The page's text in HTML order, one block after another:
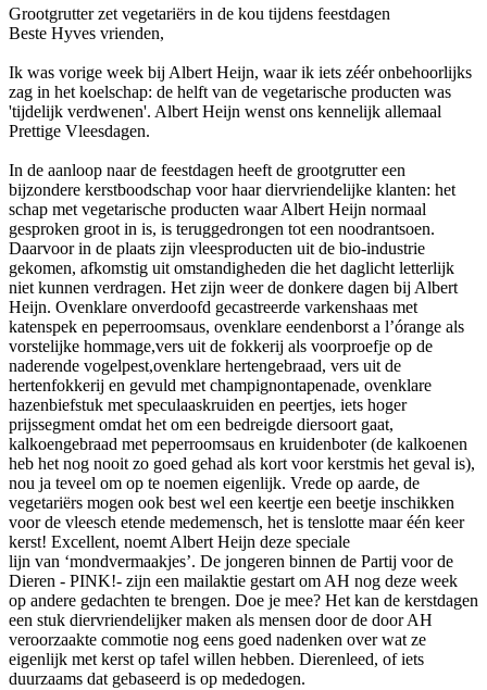
Grootgrutter zet vegetariërs in de kou tijdens feestdagen
Beste Hyves vrienden,
Ik was vorige week bij Albert Heijn, waar ik iets zéér onbehoorlijks
zag in het koelschap: de helft van de vegetarische producten was
'tijdelijk verdwenen'. Albert Heijn wenst ons kennelijk allemaal
Prettige Vleesdagen.
In de aanloop naar de feestdagen heeft de grootgrutter een
bijzondere kerstboodschap voor haar diervriendelijke klanten: het
schap met vegetarische producten waar Albert Heijn normaal
gesproken groot in is, is teruggedrongen tot een noodrantsoen.
Daarvoor in de plaats zijn vleesproducten uit de bio-industrie
gekomen, afkomstig uit omstandigheden die het daglicht letterlijk
niet kunnen verdragen. Het zijn weer de donkere dagen bij Albert
Heijn. Ovenklare onverdoofd gecastreerde varkenshaas met
katenspek en peperroomsaus, ovenklare eendenborst a l’órange als
vorstelijke hommage,vers uit de fokkerij als voorproefje op de
naderende vogelpest,ovenklare hertengebraad, vers uit de
hertenfokkerij en gevuld met champignontapenade, ovenklare
hazenbiefstuk met speculaaskruiden en peertjes, iets hoger
prijssegment omdat het om een bedreigde diersoort gaat,
kalkoengebraad met peperroomsaus en kruidenboter (de kalkoenen
heb het nog nooit zo goed gehad als kort voor kerstmis het geval is),
nou ja teveel om op te noemen eigenlijk. Vrede op aarde, de
vegetariërs mogen ook best wel een keertje een beetje inschikken
voor de vleesch etende medemensch, het is tenslotte maar één keer
kerst! Excellent, noemt Albert Heijn deze speciale
lijn van ‘mondvermaakjes’. De jongeren binnen de Partij voor de
Dieren - PINK!- zijn een mailaktie gestart om AH nog deze week
op andere gedachten te brengen. Doe je mee? Het kan de kerstdagen
een stuk diervriendelijker maken als mensen door de door AH
veroorzaakte commotie nog eens goed nadenken over wat ze
eigenlijk met kerst op tafel willen hebben. Dierenleed, of iets
duurzaams dat gebaseerd is op mededogen.